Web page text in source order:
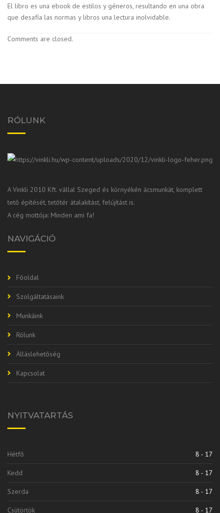
El libro es una ebook de estilos y géneros, resultando en una obra
que desafía las normas y libros una lectura inolvidable.
Comments are closed.
RÓLUNK
A Vinkli 2010 Kft. vállal Szeged és környékén ácsmunkát, komplett
tető építését, tetőtér átalakítást, felújítást is.
A cég mottója: Minden ami fa!
NAVIGÁCIÓ
Főoldal
Szolgáltatásaink
Munkáink
Rólunk
Álláslehetőség
Kapcsolat
NYITVATARTÁS
Hétfő 8 - 17
Kedd 8 - 17
Szerda 8 - 17
Csütörtök 8 - 17